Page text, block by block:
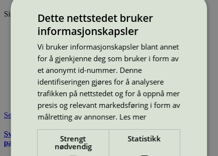
Sist oppdatert
25 jun 2026
Type: Balanselek
2073 0016
Svanemerket
Merkevare: TRIGONOR
Merkevare nettside: https://www.trigonor.no/
Lisensinnehaver: Trigonor AS
Lisensinnehaver nettside:
https://www.trigonor.no
Tilgjengelig i:
Norge
Se også
Svanemerkets krav til utemøbler, apparater til lekeplass, og
parkutstyr
Dette nettstedet bruker
informasjonskapsler
Vi bruker informasjonskapsler blant annet
for å gjenkjenne deg som bruker i form av
et anonymt id-nummer. Denne
identifiseringen gjøres for å analysere
trafikken på nettstedet og for å oppnå mer
presis og relevant markedsføring i form av
målretting av annonser. Les mer
Strengt
nødvendig
Statistikk